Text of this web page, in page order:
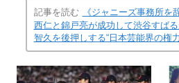
記事を読む
《ジャニーズ事務所を
西仁と錦戸亮が成功して渋谷すば
智久を後押しする“日本芸能界の権